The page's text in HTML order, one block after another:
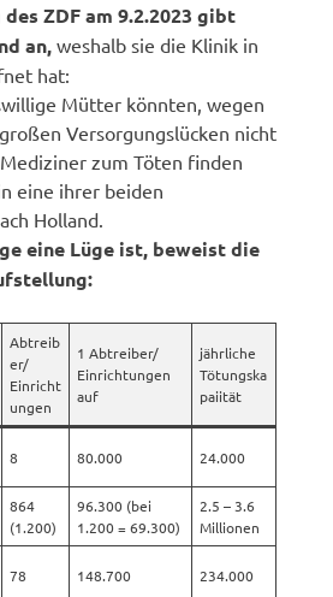
ZDF am 9.2.2023 gibt
an,weshalb sie die Klinik in
hat:
Mütter könnten, wegen
Versorgungslücken nicht
zum Töten finden
eine ihrer beiden
Holland.
eine Lüge ist, beweist die
Abtreib
er/
Einricht
ungen
1 Abtreiber/
Einrichtungen
auf
jährliche
Tötungska
paiität
8 80.000 24.000
864
(1.200)
96.300 (bei
1.200 = 69.300)
2.5 – 3.6
Millionen
78 148.700 234.000